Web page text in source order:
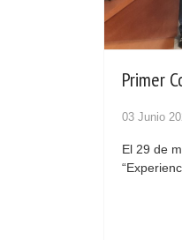
Primer
03 Junio
El 29 de